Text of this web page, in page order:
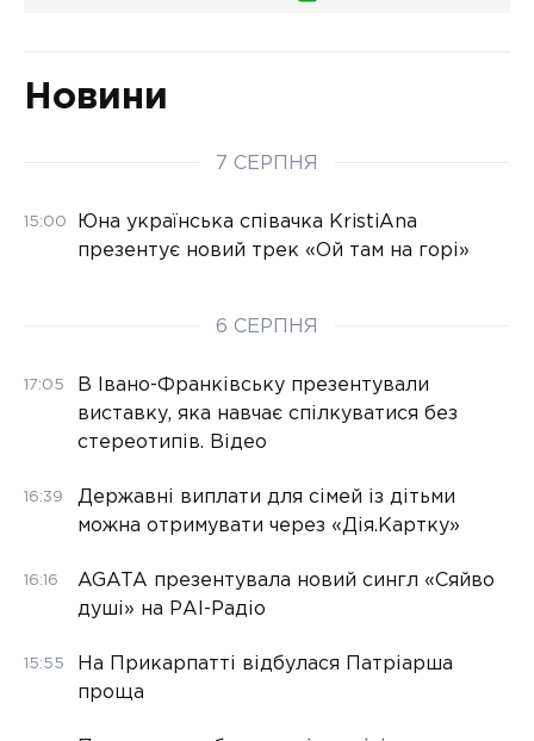
Новини
7 СЕРПНЯ
15:00
Юна українська співачка KristiAna
презентує новий трек «Ой там на горі»
6 СЕРПНЯ
17:05
В Івано-Франківську презентували
виставку, яка навчає спілкуватися без
стереотипів. Відео
16:39
Державні виплати для сімей із дітьми
можна отримувати через «Дія.Картку»
16:16
AGATA презентувала новий сингл «Сяйво
душі» на РАІ-Радіо
15:55
На Прикарпатті відбулася Патріарша
проща